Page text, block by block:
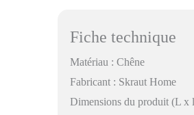
Fiche technique
Matériau : Chêne
Fabricant : Skraut Home
Dimensions du produit (L x